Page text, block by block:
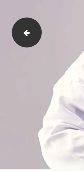
team-4